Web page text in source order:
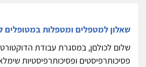
שאלון למטפלים ומטפלות במטופלים
שלום לכולםן, במסגרת עבודת
פסיכותרפיסטים ופסיכותרפיסטיות